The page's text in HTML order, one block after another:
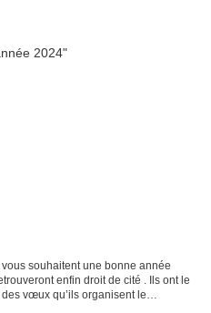
souhaitent une bonne année
enfin droit de cité . Ils ont le
vœux qu’ils organisent le